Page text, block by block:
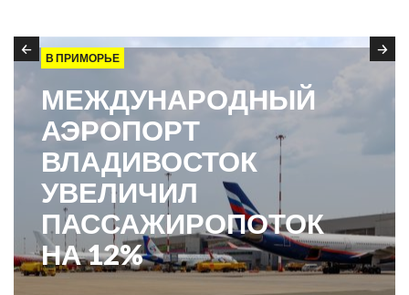
В ПРИМОРЬЕ
МЕЖДУНАРОДНЫЙ
АЭРОПОРТ
ВЛАДИВОСТОК
УВЕЛИЧИЛ
ПАССАЖИРОПОТОК
НА 12%